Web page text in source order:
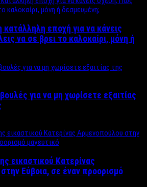
κατάλληλη εποχή για να κάνεις
να σε βρει το καλοκαίρι, μόνη ή
για να μη χωρίσετε εξαιτίας
εικαστικού Κατερίνας
Εύβοια, σε έναν προορισμό